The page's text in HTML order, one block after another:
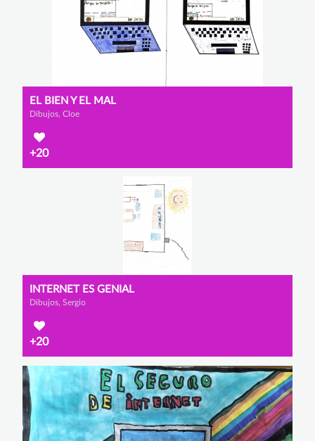
EL BIEN Y EL MAL
Dibujos, Cloe
+20
INTERNET ES GENIAL
Dibujos, Sergio
+20